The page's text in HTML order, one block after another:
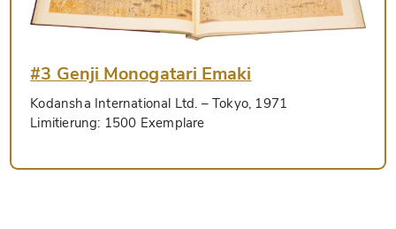
#3 Genji Monogatari Emaki
Kodansha International Ltd. – Tokyo, 1971
Limitierung: 1500 Exemplare